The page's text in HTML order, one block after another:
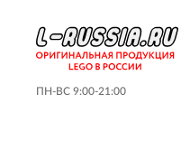
ПН-ВС 9:00-21:00